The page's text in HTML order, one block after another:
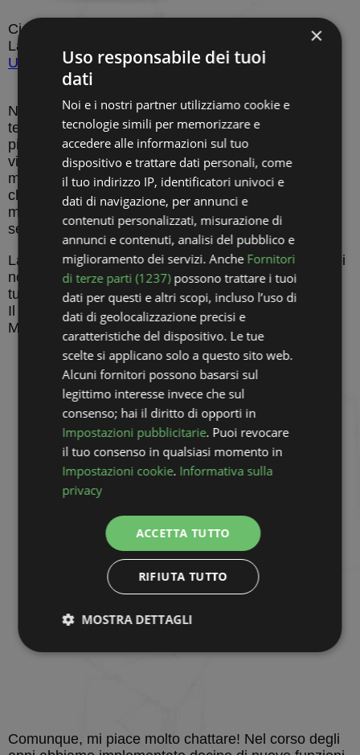
Ciao,
Lavoro per una piccola azienda che si chiama
Unwind Media.
Nonostante io giochi di frequente a tutti i giochi per
testarli, il mio preferito è sicuramente 40 Thieves. Mi
piace davvero tanto il fatto che il gioco si possa
vincere o perdere proprio durante le ultimissime
mosse. Attualmente, gioco soprattutto a Josephine
che è la versione più semplice. Ovviamente, gioco
moltissimo anche al preferito di tutti, lo Spider a 2
semi!
La nostra sede è nella soleggiata Miami, ma tanti dei
nostri scrittori, grafici e collaboratori provengono da
tutto il mondo!
Il nostro indirizzo è 1000 5th St. Suite 200 - B12,
Miami Beach, Florida, 33139
Comunque, mi piace molto chattare! Nel corso degli
×
Uso responsabile dei tuoi
dati
Noi e i nostri partner utilizziamo cookie e
tecnologie simili per memorizzare e
accedere alle informazioni sul tuo
dispositivo e trattare dati personali, come
il tuo indirizzo IP, identificatori univoci e
dati di navigazione, per annunci e
contenuti personalizzati, misurazione di
annunci e contenuti, analisi del pubblico e
miglioramento dei servizi. Anche Fornitori
di terze parti (1237)possono trattare i tuoi
dati per questi e altri scopi, incluso l’uso di
dati di geolocalizzazione precisi e
caratteristiche del dispositivo. Le tue
scelte si applicano solo a questo sito web.
Alcuni fornitori possono basarsi sul
legittimo interesse invece che sul
consenso; hai il diritto di opporti in
Impostazioni pubblicitarie. Puoi revocare
il tuo consenso in qualsiasi momento in
Impostazioni cookie. Informativa sulla
privacy
ACCETTA TUTTO
RIFIUTA TUTTO
MOSTRA DETTAGLI
Strettamente
Performance
Targeting Funzionalità
Non
classificati